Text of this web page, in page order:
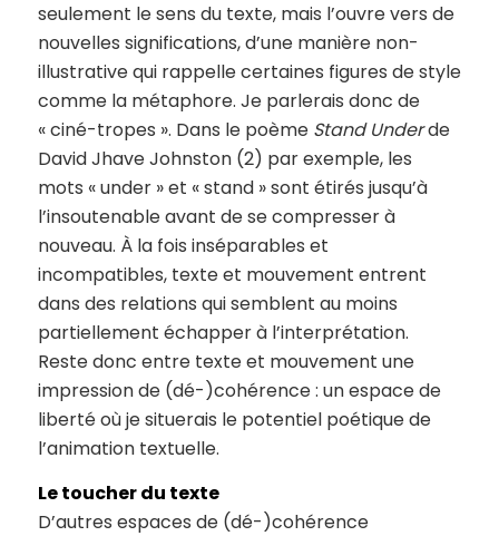
seulement le sens du texte, mais l’ouvre vers de
nouvelles significations, d’une manière non-
illustrative qui rappelle certaines figures de style
comme la métaphore. Je parlerais donc de
« ciné-tropes ». Dans le poème Stand Underde
David Jhave Johnston (2) par exemple, les
mots « under » et « stand » sont étirés jusqu’à
l’insoutenable avant de se compresser à
nouveau. À la fois inséparables et
incompatibles, texte et mouvement entrent
dans des relations qui semblent au moins
partiellement échapper à l’interprétation.
Reste donc entre texte et mouvement une
impression de (dé-)cohérence : un espace de
liberté où je situerais le potentiel poétique de
l’animation textuelle.
Le toucher du texte
D’autres espaces de (dé-)cohérence